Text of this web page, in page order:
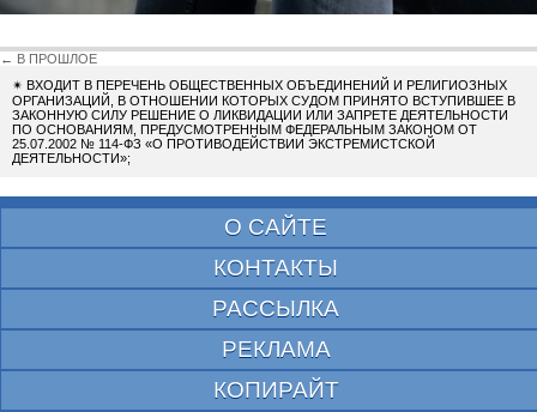
← В ПРОШЛОЕ
✴ ВХОДИТ В ПЕРЕЧЕНЬ ОБЩЕСТВЕННЫХ ОБЪЕДИНЕНИЙ И РЕЛИГИОЗНЫХ
ОРГАНИЗАЦИЙ, В ОТНОШЕНИИ КОТОРЫХ СУДОМ ПРИНЯТО ВСТУПИВШЕЕ В
ЗАКОННУЮ СИЛУ РЕШЕНИЕ О ЛИКВИДАЦИИ ИЛИ ЗАПРЕТЕ ДЕЯТЕЛЬНОСТИ
ПО ОСНОВАНИЯМ, ПРЕДУСМОТРЕННЫМ ФЕДЕРАЛЬНЫМ ЗАКОНОМ ОТ
25.07.2002 № 114-ФЗ «О ПРОТИВОДЕЙСТВИИ ЭКСТРЕМИСТСКОЙ
ДЕЯТЕЛЬНОСТИ»;
О САЙТЕ
КОНТАКТЫ
РАССЫЛКА
РЕКЛАМА
КОПИРАЙТ